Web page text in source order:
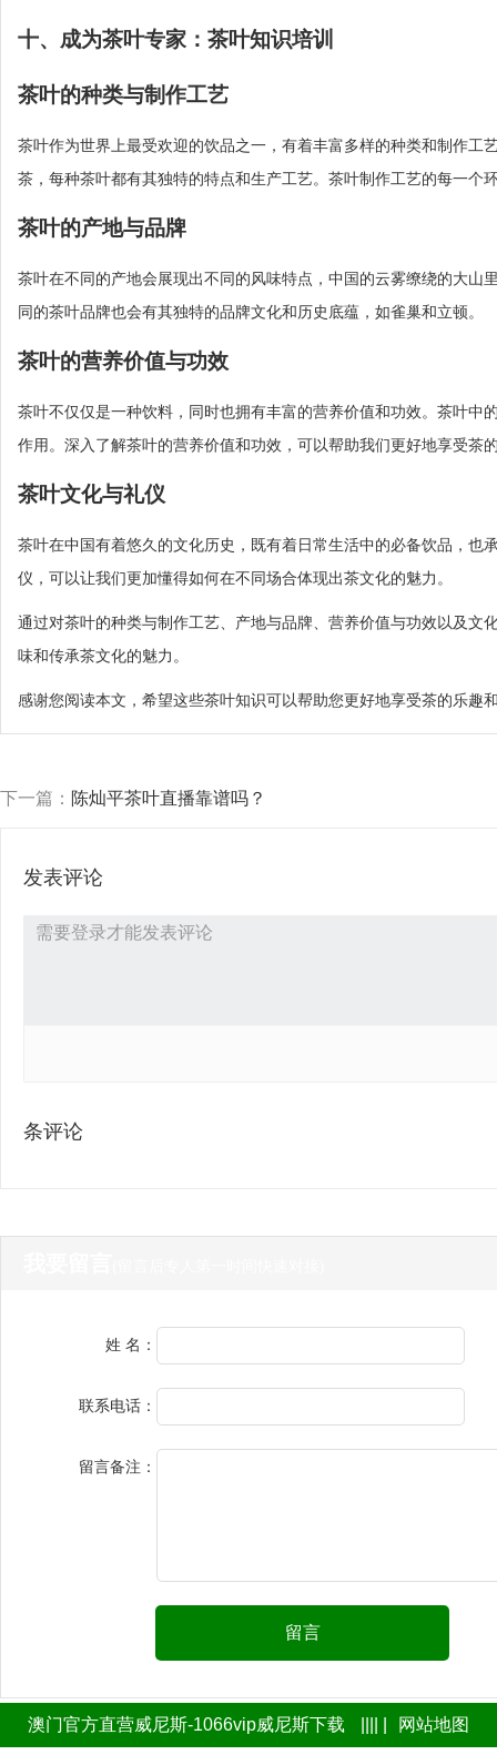
十、成为茶叶专家：茶叶知识培训
茶叶的种类与制作工艺
茶叶作为世界上最受欢迎的饮品之一，有着丰富多样的种类和制作
茶，每种茶叶都有其独特的特点和生产工艺。茶叶制作工艺的每一个
茶叶的产地与品牌
茶叶在不同的产地会展现出不同的风味特点，中国的云雾缭绕的大
同的茶叶品牌也会有其独特的品牌文化和历史底蕴，如雀巢和立顿。
茶叶的营养价值与功效
茶叶不仅仅是一种饮料，同时也拥有丰富的营养价值和功效。茶叶
作用。深入了解茶叶的营养价值和功效，可以帮助我们更好地享受茶
茶叶文化与礼仪
茶叶在中国有着悠久的文化历史，既有着日常生活中的必备饮品，
仪，可以让我们更加懂得如何在不同场合体现出茶文化的魅力。
通过对茶叶的种类与制作工艺、产地与品牌、营养价值与功效以及
味和传承茶文化的魅力。
感谢您阅读本文，希望这些茶叶知识可以帮助您更好地享受茶的乐趣
下一篇： 陈灿平茶叶直播靠谱吗？
发表评论
条评论
姓 名：
联系电话：
留言备注：
留言
澳门官方直营威尼斯-1066vip威尼斯下载 网站地图